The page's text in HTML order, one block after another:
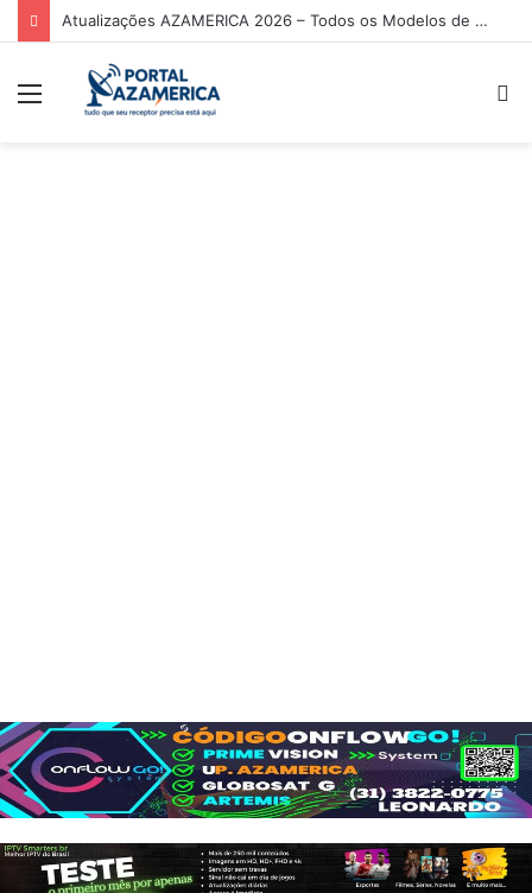
Atualizações AZAMERICA 2026 – Todos os Modelos de Receptores AZAMERICA